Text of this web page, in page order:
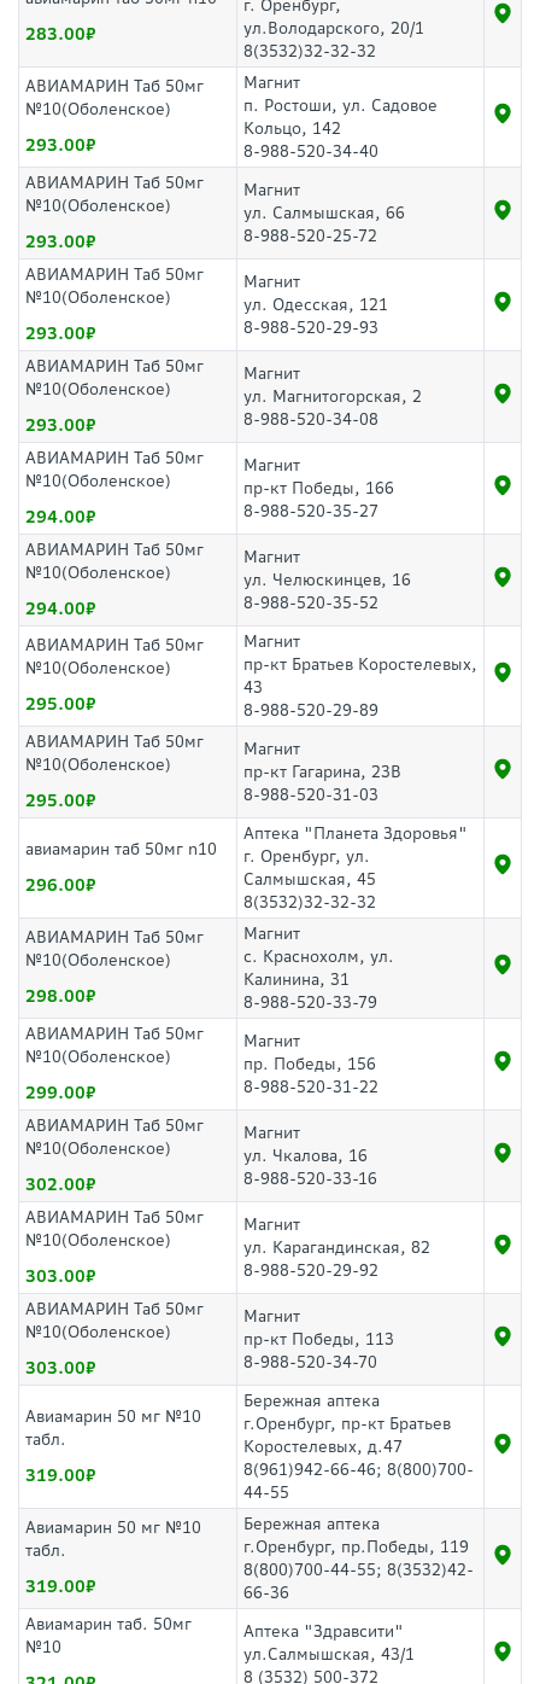
283.00
г. Оренбург,
ул.Володарского, 20/1
8(3532)32-32-32
АВИАМАРИН Таб 50мг
№10(Оболенское)
293.00
Магнит
п. Ростоши, ул. Садовое
Кольцо, 142
8-988-520-34-40
АВИАМАРИН Таб 50мг
№10(Оболенское)
293.00
Магнит
ул. Салмышская, 66
8-988-520-25-72
АВИАМАРИН Таб 50мг
№10(Оболенское)
293.00
Магнит
ул. Одесская, 121
8-988-520-29-93
АВИАМАРИН Таб 50мг
№10(Оболенское)
293.00
Магнит
ул. Магнитогорская, 2
8-988-520-34-08
АВИАМАРИН Таб 50мг
№10(Оболенское)
294.00
Магнит
пр-кт Победы, 166
8-988-520-35-27
АВИАМАРИН Таб 50мг
№10(Оболенское)
294.00
Магнит
ул. Челюскинцев, 16
8-988-520-35-52
АВИАМАРИН Таб 50мг
№10(Оболенское)
295.00
Магнит
пр-кт Братьев Коростелевых,
43
8-988-520-29-89
АВИАМАРИН Таб 50мг
№10(Оболенское)
295.00
Магнит
пр-кт Гагарина, 23В
8-988-520-31-03
авиамарин таб 50мг n10
296.00
Аптека "Планета Здоровья"
г. Оренбург, ул.
Салмышская, 45
8(3532)32-32-32
АВИАМАРИН Таб 50мг
№10(Оболенское)
298.00
Магнит
с. Краснохолм, ул.
Калинина, 31
8-988-520-33-79
АВИАМАРИН Таб 50мг
№10(Оболенское)
299.00
Магнит
пр. Победы, 156
8-988-520-31-22
АВИАМАРИН Таб 50мг
№10(Оболенское)
302.00
Магнит
ул. Чкалова, 16
8-988-520-33-16
АВИАМАРИН Таб 50мг
№10(Оболенское)
303.00
Магнит
ул. Карагандинская, 82
8-988-520-29-92
АВИАМАРИН Таб 50мг
№10(Оболенское)
303.00
Магнит
пр-кт Победы, 113
8-988-520-34-70
Авиамарин 50 мг №10
табл.
319.00
Бережная аптека
г.Оренбург, пр-кт Братьев
Коростелевых, д.47
8(961)942-66-46; 8(800)700-
44-55
Авиамарин 50 мг №10
табл.
319.00
Бережная аптека
г.Оренбург, пр.Победы, 119
8(800)700-44-55; 8(3532)42-
66-36
Авиамарин таб. 50мг
№10
Аптека "Здравсити"
ул.Салмышская, 43/1
8 (3532) 500-372